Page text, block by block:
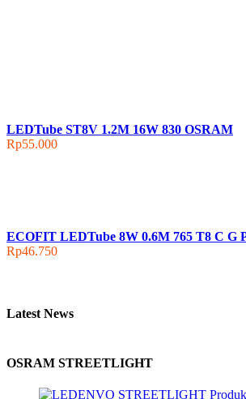
LEDTube ST8V 1.2M 16W 830 OSRAM
Rp55.000
ECOFIT LEDTube 8W 0.6M 765 T8 C G
Rp46.750
Latest News
OSRAM STREETLIGHT